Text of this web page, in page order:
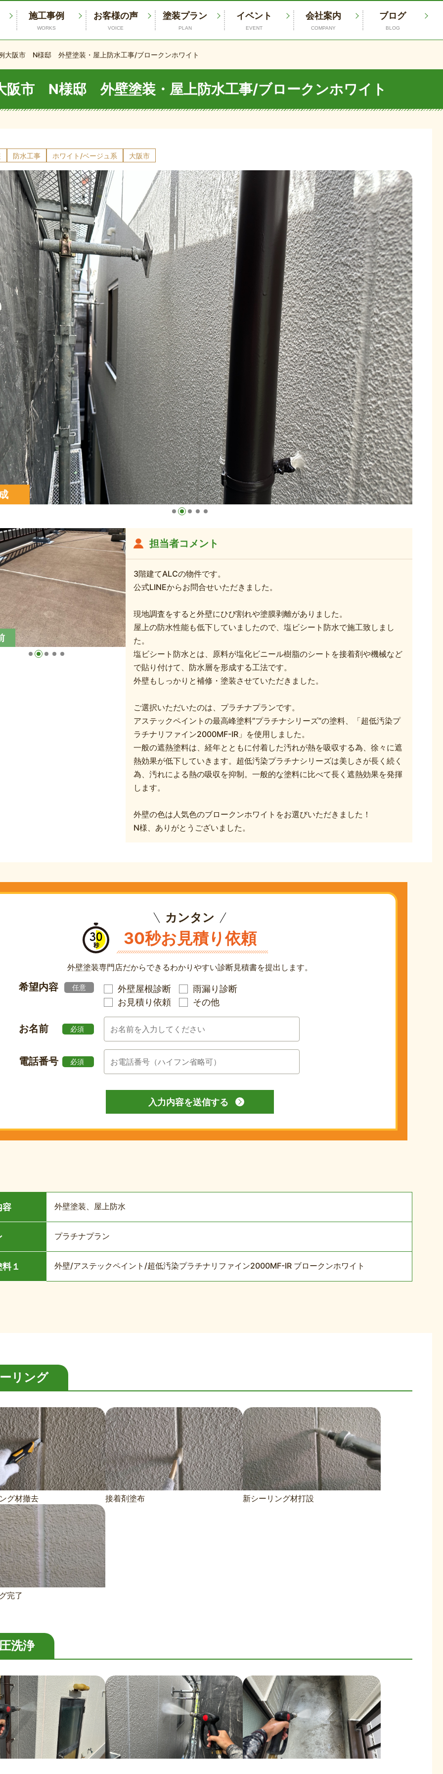
施工事例
WORKS
お客様の声
VOICE
塗装プラン
PLAN
イベント
EVENT
会社案内
COMPANY
ブログ
BLOG
大阪市 N様邸 外壁塗装・屋上防水工事/ブロークンホワイト
阪市 N様邸 外壁塗装・屋上防水工事/ブロークンホワイト
防水工事 ホワイト/ベージュ系 大阪市
担当者コメント
3階建てALCの物件です。
公式LINEからお問合せいただきました。
現地調査をすると外壁にひび割れや塗膜剥離がありました。
屋上の防水性能も低下していましたので、塩ビシート防水で施工致しまし
た。
塩ビシート防水とは、原料が塩化ビニール樹脂のシートを接着剤や機械など
で貼り付けて、防水層を形成する工法です。
外壁もしっかりと補修・塗装させていただきました。
ご選択いただいたのは、プラチナプランです。
アステックペイントの最高峰塗料”プラチナシリーズ”の塗料、「超低汚染プ
ラチナリファイン2000MF-IR」を使用しました。
一般の遮熱塗料は、経年とともに付着した汚れが熱を吸収する為、徐々に遮
熱効果が低下していきます。超低汚染プラチナシリーズは美しさが長く続く
為、汚れによる熱の吸収を抑制。一般的な塗料に比べて長く遮熱効果を発揮
します。
外壁の色は人気色のブロークンホワイトをお選びいただきました！
N様、ありがとうございました。
カンタン
30秒お見積り依頼
外壁塗装専門店だからできるわかりやすい診断見積書を提出します。
希望内容 任意 外壁屋根診断
雨漏り診断
お見積り依頼
その他
お名前 必須
電話番号 必須
容 外壁塗装、屋上防水
プラチナプラン
１ 外壁/アステックペイント/超低汚染プラチナリファイン2000MF-IR ブロークンホワイト
リング
グ材撤去 接着剤塗布 新シーリング材打設
完了
洗浄